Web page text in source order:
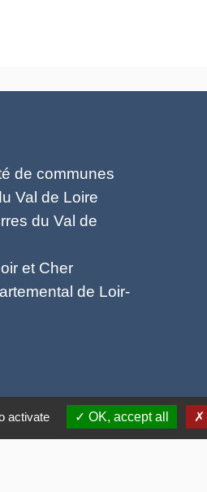
de communes
Val de Loire
du Val de
et Cher
de Loir-
- Plan du site - Gestion
activate OK, accept all